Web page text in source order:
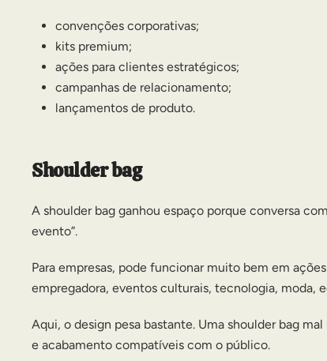
convenções corporativas;
kits premium;
ações para clientes estratégicos;
campanhas de relacionamento;
lançamentos de produto.
Shoulder bag
A shoulder bag ganhou espaço porque conversa
evento”.
Para empresas, pode funcionar muito bem em
empregadora, eventos culturais, tecnologia, moda,
Aqui, o design pesa bastante. Uma shoulder bag
e acabamento compatíveis com o público.